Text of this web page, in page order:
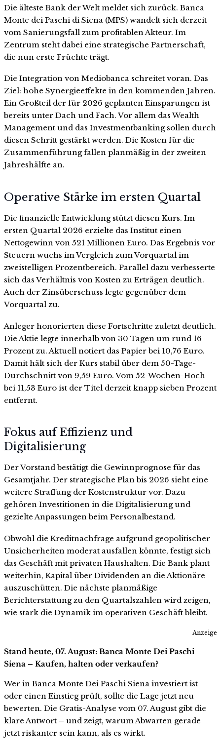
Die älteste Bank der Welt meldet sich zurück. Banca
Monte dei Paschi di Siena (MPS) wandelt sich derzeit
vom Sanierungsfall zum profitablen Akteur. Im
Zentrum steht dabei eine strategische Partnerschaft,
die nun erste Früchte trägt.
Die Integration von Mediobanca schreitet voran. Das
Ziel: hohe Synergieeffekte in den kommenden Jahren.
Ein Großteil der für 2026 geplanten Einsparungen ist
bereits unter Dach und Fach. Vor allem das Wealth
Management und das Investmentbanking sollen durch
diesen Schritt gestärkt werden. Die Kosten für die
Zusammenführung fallen planmäßig in der zweiten
Jahreshälfte an.
Operative Stärke im ersten Quartal
Die finanzielle Entwicklung stützt diesen Kurs. Im
ersten Quartal 2026 erzielte das Institut einen
Nettogewinn von 521 Millionen Euro. Das Ergebnis vor
Steuern wuchs im Vergleich zum Vorquartal im
zweistelligen Prozentbereich. Parallel dazu verbesserte
sich das Verhältnis von Kosten zu Erträgen deutlich.
Auch der Zinsüberschuss legte gegenüber dem
Vorquartal zu.
Anleger honorierten diese Fortschritte zuletzt deutlich.
Die Aktie legte innerhalb von 30 Tagen um rund 16
Prozent zu. Aktuell notiert das Papier bei 10,76 Euro.
Damit hält sich der Kurs stabil über dem 50-Tage-
Durchschnitt von 9,59 Euro. Vom 52-Wochen-Hoch
bei 11,53 Euro ist der Titel derzeit knapp sieben Prozent
entfernt.
Fokus auf Effizienz und
Digitalisierung
Der Vorstand bestätigt die Gewinnprognose für das
Gesamtjahr. Der strategische Plan bis 2026 sieht eine
weitere Straffung der Kostenstruktur vor. Dazu
gehören Investitionen in die Digitalisierung und
gezielte Anpassungen beim Personalbestand.
Obwohl die Kreditnachfrage aufgrund geopolitischer
Unsicherheiten moderat ausfallen könnte, festigt sich
das Geschäft mit privaten Haushalten. Die Bank plant
weiterhin, Kapital über Dividenden an die Aktionäre
auszuschütten. Die nächste planmäßige
Berichterstattung zu den Quartalszahlen wird zeigen,
wie stark die Dynamik im operativen Geschäft bleibt.
Anzeige
Stand heute, 07. August: Banca Monte Dei Paschi
Siena – Kaufen, halten oder verkaufen?
Wer in Banca Monte Dei Paschi Siena investiert ist
oder einen Einstieg prüft, sollte die Lage jetzt neu
bewerten. Die Gratis-Analyse vom 07. August gibt die
klare Antwort – und zeigt, warum Abwarten gerade
jetzt riskanter sein kann, als es wirkt.